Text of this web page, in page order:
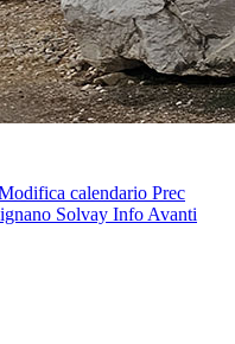
calendario Prec
Solvay Info Avanti